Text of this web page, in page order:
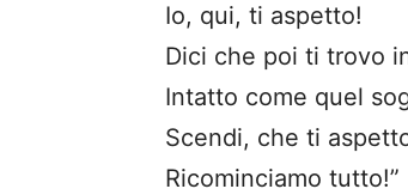
Io, qui, ti aspetto!
Dici che poi ti trovo
Intatto come quel
Scendi, che ti
Ricominciamo tutto!”